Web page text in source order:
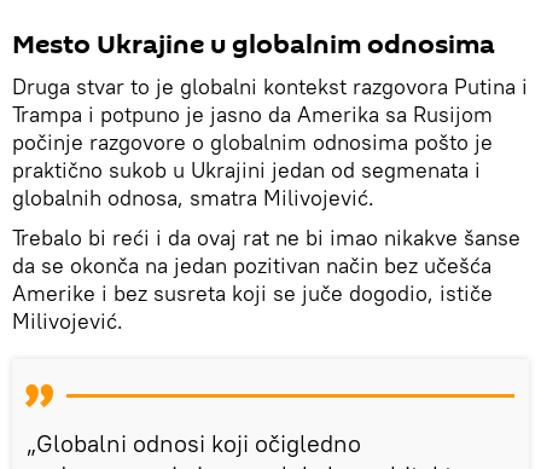
Mesto Ukrajine u globalnim odnosima
Druga stvar to je globalni kontekst razgovora Putina i
Trampa i potpuno je jasno da Amerika sa Rusijom
počinje razgovore o globalnim odnosima pošto je
praktično sukob u Ukrajini jedan od segmenata i
globalnih odnosa, smatra Milivojević.
Trebalo bi reći i da ovaj rat ne bi imao nikakve šanse
da se okonča na jedan pozitivan način bez učešća
Amerike i bez susreta koji se juče dogodio, ističe
Milivojević.
„Globalni odnosi koji očigledno